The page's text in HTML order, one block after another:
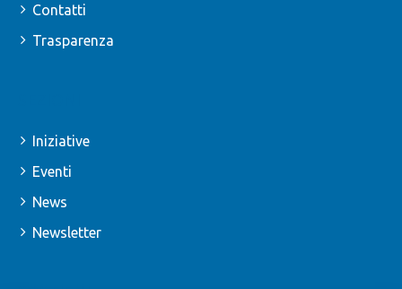
Contatti
Trasparenza
Iniziative
Eventi
News
Newsletter